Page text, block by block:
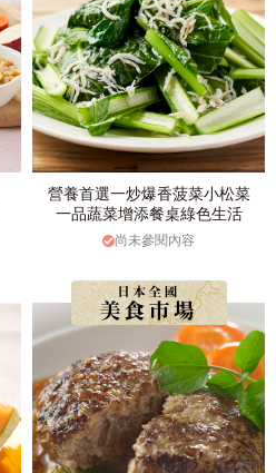
營養首選一炒爆香菠菜小松菜
一品蔬菜增添餐桌綠色生活
尚未參閱內容